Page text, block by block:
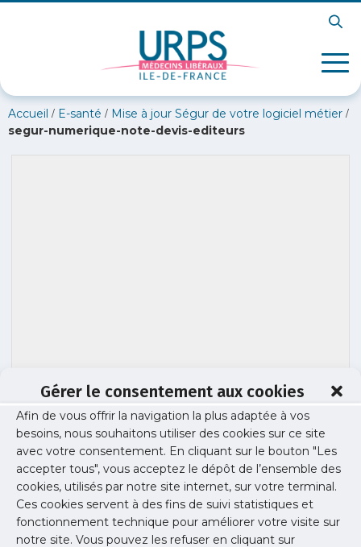
Gérer le consentement aux cookies
Afin de vous offrir la navigation la plus adaptée à vos
besoins, nous souhaitons utiliser des cookies sur ce site
avec votre consentement. En cliquant sur le bouton "Les
accepter tous", vous acceptez le dépôt de l’ensemble des
cookies, utilisés par notre site internet, sur votre terminal.
Ces cookies servent à des fins de suivi statistiques et
fonctionnement technique pour améliorer votre visite sur
notre site. Vous pouvez les refuser en cliquant sur
Accueil / E-santé / Mise à jour Ségur de votre logiciel métier /
segur-numerique-note-devis-editeurs
segur-numerique-note-devis-editeurs
Publié le : 6 juillet 2022
Partager cet article :